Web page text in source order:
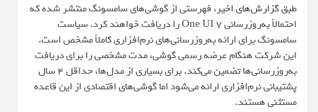
طبقگزارش‌های اخیر، فهرستی از گوشی‌های سامسونگ منتشر شده که
احتمالاً به‌روزرسانی One UI 7 را دریافت خواهند کرد. سیاست
سامسونگ برای ارائه به‌روزرسانی‌های نرم‌افزاری کاملاً مشخص است.
این شرکت هنگام عرضه رسمی گوشی، مدت‌ مشخصی را برای دریافت
به‌روزرسانی‌ها تضمین می‌کند. برای بسیاری از مدل‌ها، حداقل 4 سال
پشتیبانی نرم‌افزاری ارائه می‌شود اما گوشی‌های اقتصادی از این قاعده
مستثنی هستند.